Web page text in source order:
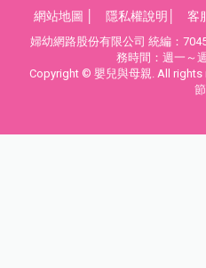
網站地圖 隱私權說明 客
婦幼網路股份有限公司 統編：
務時間：週一～
Copyright © 嬰兒與母親. All